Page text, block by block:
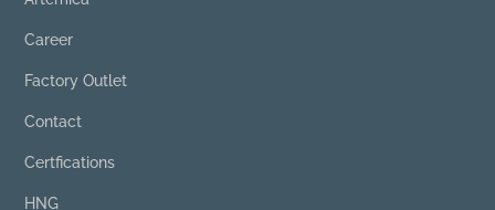
Career
Factory Outlet
Contact
Certfications
HNG